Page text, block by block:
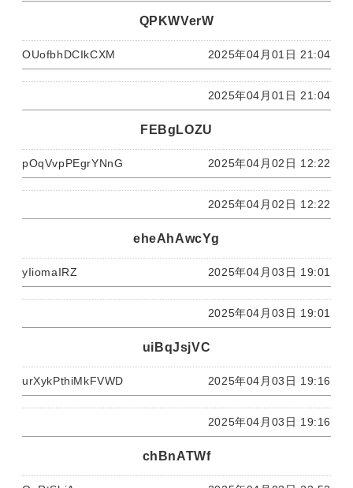
QPKWVerW
OUofbhDCIkCXM 2025年04月01日 21:04
2025年04月01日 21:04
FEBgLOZU
pOqVvpPEgrYNnG 2025年04月02日 12:22
2025年04月02日 12:22
eheAhAwcYg
yIiomaIRZ 2025年04月03日 19:01
2025年04月03日 19:01
uiBqJsjVC
urXykPthiMkFVWD 2025年04月03日 19:16
2025年04月03日 19:16
chBnATWf